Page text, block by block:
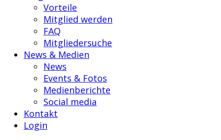
Vorteile
Mitglied werden
FAQ
Mitgliedersuche
News & Medien
News
Events & Fotos
Medienberichte
Social media
Kontakt
Login